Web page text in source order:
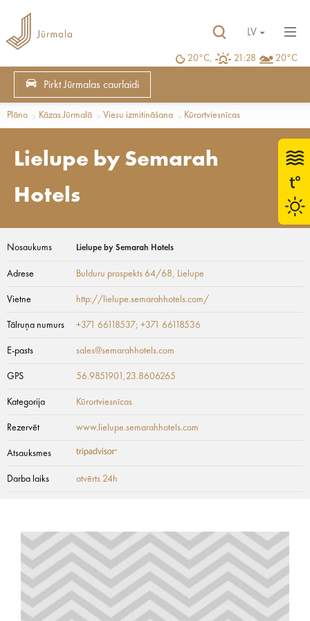
20°C, 21:28 20°C
LV
Pirkt Jūrmalas caurlaidi
Plāno Kāzas Jūrmalā Viesu izmitināšana Kūrortviesnīcas
Lielupe by Semarah
Hotels
Nosaukums Lielupe by Semarah Hotels
Adrese Bulduru prospekts 64/68, Lielupe
Vietne http://lielupe.semarahhotels.com/
Tālruņa numurs +371 66118537; +371 66118536
E-pasts sales@semarahhotels.com
GPS 56.9851901,23.8606265
Kategorija Kūrortviesnīcas
Rezervēt www.lielupe.semarahhotels.com
Atsauksmes
Darba laiks atvērts 24h